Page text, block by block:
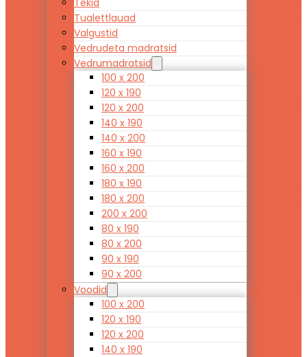
Tekid
Tualettlauad
Valgustid
Vedrudeta madratsid
Vedrumadratsid
100 x 200
120 x 190
120 x 200
140 x 190
140 x 200
160 x 190
160 x 200
180 x 190
180 x 200
200 x 200
80 x 190
80 x 200
90 x 190
90 x 200
Voodid
100 x 200
120 x 190
120 x 200
140 x 190